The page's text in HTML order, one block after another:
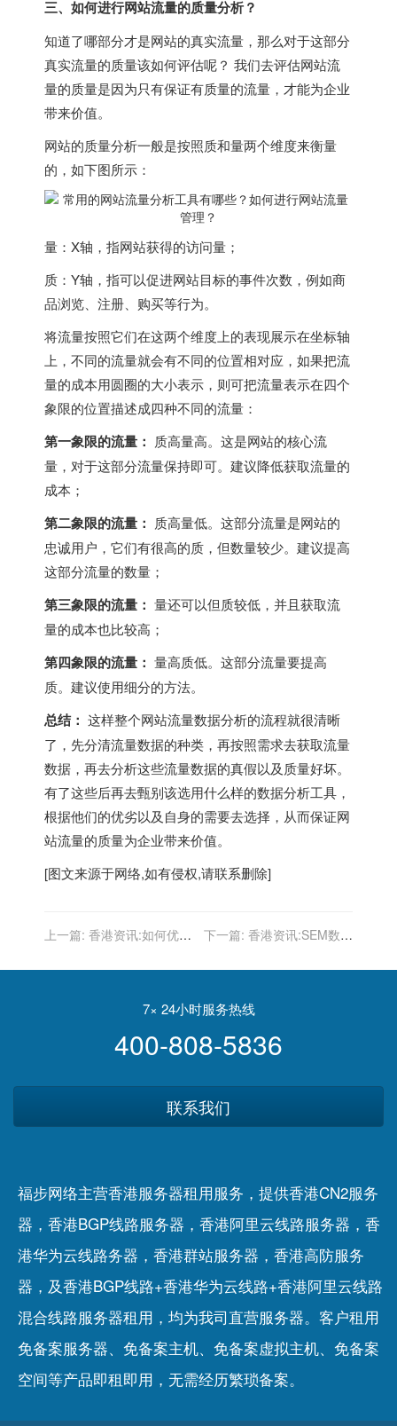
三、如何进行网站流量的质量分析？
知道了哪部分才是网站的真实流量，那么对于这部分
真实流量的质量该如何评估呢？ 我们去评估网站流
量的质量是因为只有保证有质量的流量，才能为企业
带来价值。
网站的质量分析一般是按照质和量两个维度来衡量
的，如下图所示：
量：X轴，指网站获得的访问量；
质：Y轴，指可以促进网站目标的事件次数，例如商
品浏览、注册、购买等行为。
将流量按照它们在这两个维度上的表现展示在坐标轴
上，不同的流量就会有不同的位置相对应，如果把流
量的成本用圆圈的大小表示，则可把流量表示在四个
象限的位置描述成四种不同的流量：
第一象限的流量： 质高量高。这是网站的核心流
量，对于这部分流量保持即可。建议降低获取流量的
成本；
第二象限的流量： 质高量低。这部分流量是网站的
忠诚用户，它们有很高的质，但数量较少。建议提高
这部分流量的数量；
第三象限的流量： 量还可以但质较低，并且获取流
量的成本也比较高；
第四象限的流量： 量高质低。这部分流量要提高
质。建议使用细分的方法。
总结： 这样整个网站流量数据分析的流程就很清晰
了，先分清流量数据的种类，再按照需求去获取流量
数据，再去分析这些流量数据的真假以及质量好坏。
有了这些后再去甄别该选用什么样的数据分析工具，
根据他们的优劣以及自身的需要去选择，从而保证网
站流量的质量为企业带来价值。
[图文来源于网络,如有侵权,请联系删除]
上一篇: 香港资讯:如何优化
下一篇: 香港资讯:SEM数据
7× 24小时服务热线
400-808-5836
联系我们
福步网络主营香港服务器租用服务，提供香港CN2服务
器，香港BGP线路服务器，香港阿里云线路服务器，香
港华为云线路务器，香港群站服务器，香港高防服务
器，及香港BGP线路+香港华为云线路+香港阿里云线路
混合线路服务器租用，均为我司直营服务器。客户租用
免备案服务器、 免备案主机、 免备案虚拟主机、 免备案
空间等产品即租即用，无需经历繁琐备案。